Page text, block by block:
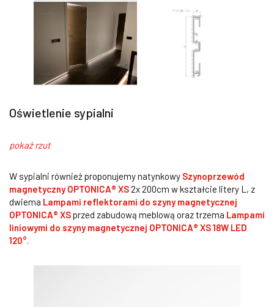
Oświetlenie sypialni
pokaż rzut
W sypialni również proponujemy natynkowy Szynoprzewód
magnetyczny OPTONICA® XS 2x 200cm w kształcie litery L, z
dwiema Lampami reflektorami do szyny magnetycznej
OPTONICA® XSprzed zabudową meblową oraz trzema Lampami
liniowymi do szyny magnetycznej OPTONICA® XS 18W LED
120°.